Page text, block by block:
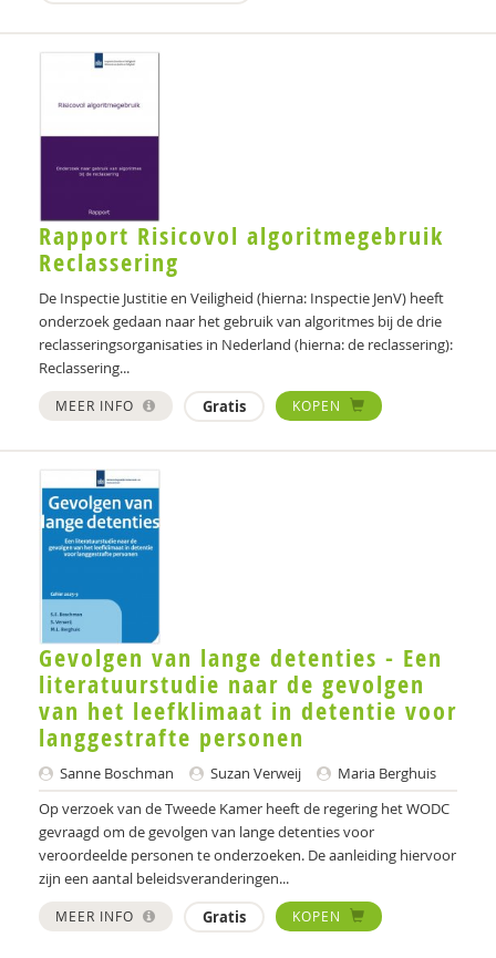
Rapport Risicovol algoritmegebruik
Reclassering
De Inspectie Justitie en Veiligheid (hierna: Inspectie JenV) heeft
onderzoek gedaan naar het gebruik van algoritmes bij de drie
reclasseringsorganisaties in Nederland (hierna: de reclassering):
Reclassering...
MEER INFO Gratis KOPEN
Gevolgen van lange detenties - Een
literatuurstudie naar de gevolgen
van het leefklimaat in detentie voor
langgestrafte personen
Sanne Boschman Suzan Verweij
Maria Berghuis
Op verzoek van de Tweede Kamer heeft de regering het WODC
gevraagd om de gevolgen van lange detenties voor
veroordeelde personen te onderzoeken. De aanleiding hiervoor
zijn een aantal beleidsveranderingen...
MEER INFO Gratis KOPEN